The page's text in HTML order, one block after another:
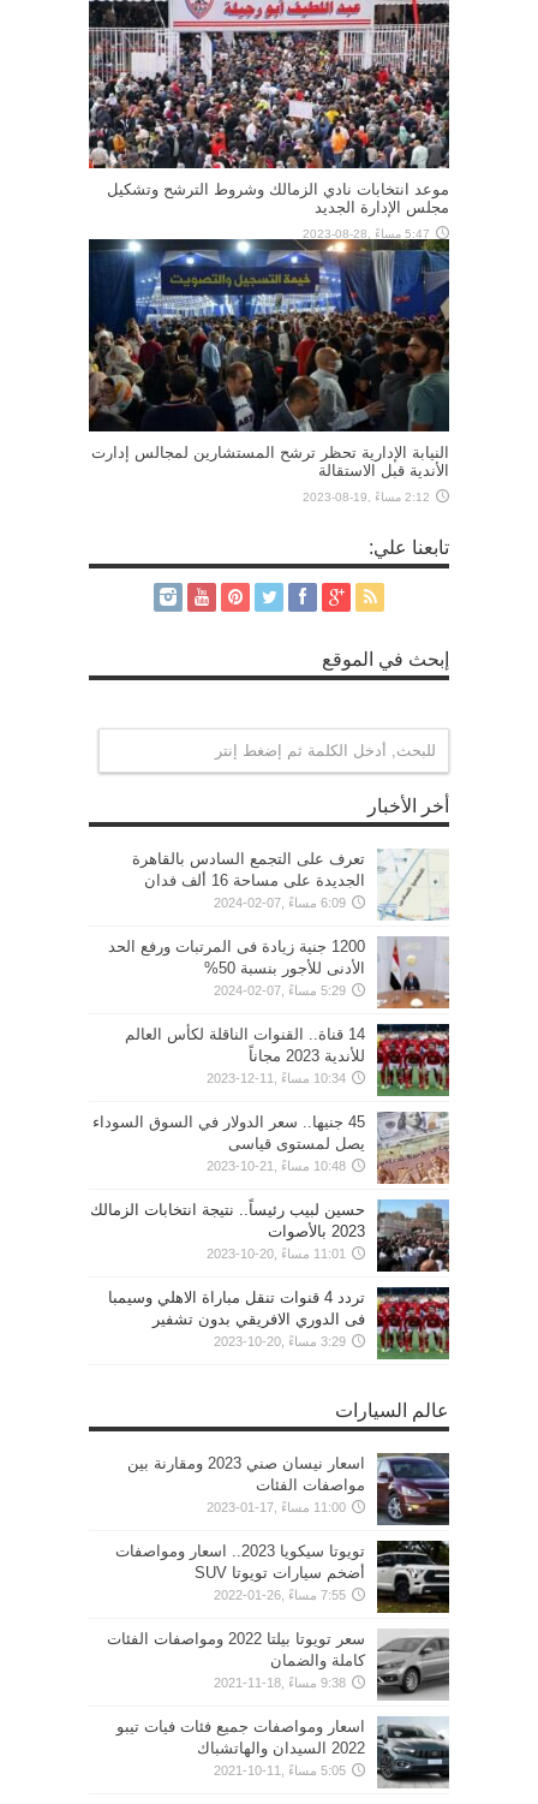
موعد انتخابات نادي الزمالك وشروط الترشح وتشكيل
مجلس الإدارة الجديد
5:47 مساءً ,28-08-2023
النيابة الإدارية تحظر ترشح المستشارين لمجالس إدارت
الأندية قبل الاستقالة
2:12 مساءً ,19-08-2023
تابعنا علي:
إبحث في الموقع
أخر الأخبار
تعرف على التجمع السادس بالقاهرة
الجديدة على مساحة 16 ألف فدان
6:09 مساءً ,07-02-2024
1200 جنية زيادة فى المرتبات ورفع الحد
الأدنى للأجور بنسبة 50%
5:29 مساءً ,07-02-2024
14 قناة.. القنوات الناقلة لكأس العالم
للأندية 2023 مجاناً
10:34 مساءً ,11-12-2023
45 جنيها.. سعر الدولار في السوق السوداء
يصل لمستوى قياسى
10:48 مساءً ,21-10-2023
حسين لبيب رئيساً.. نتيجة انتخابات الزمالك
2023 بالأصوات
11:01 مساءً ,20-10-2023
تردد 4 قنوات تنقل مباراة الاهلي وسيمبا
فى الدوري الافريقي بدون تشفير
3:29 مساءً ,20-10-2023
عالم السيارات
اسعار نيسان صني 2023 ومقارنة بين
مواصفات الفئات
11:00 مساءً ,17-01-2023
تويوتا سيكويا 2023.. اسعار ومواصفات
أضخم سيارات تويوتا SUV
7:55 مساءً ,26-01-2022
سعر تويوتا بيلتا 2022 ومواصفات الفئات
كاملة والضمان
9:38 مساءً ,18-11-2021
اسعار ومواصفات جميع فئات فيات تيبو
2022 السيدان والهاتشباك
5:05 مساءً ,11-10-2021